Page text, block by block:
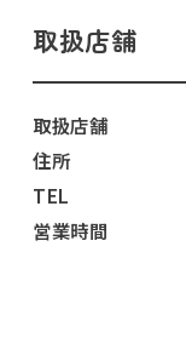
取扱店舗
取扱店舗
住所
TEL
営業時間